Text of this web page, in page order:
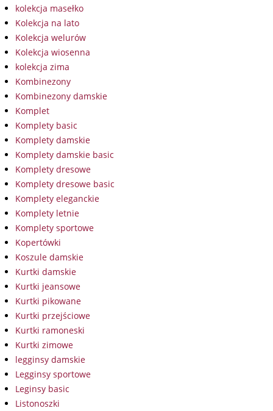
kolekcja masełko
Kolekcja na lato
Kolekcja welurów
Kolekcja wiosenna
kolekcja zima
Kombinezony
Kombinezony damskie
Komplet
Komplety basic
Komplety damskie
Komplety damskie basic
Komplety dresowe
Komplety dresowe basic
Komplety eleganckie
Komplety letnie
Komplety sportowe
Kopertówki
Koszule damskie
Kurtki damskie
Kurtki jeansowe
Kurtki pikowane
Kurtki przejściowe
Kurtki ramoneski
Kurtki zimowe
legginsy damskie
Legginsy sportowe
Leginsy basic
Listonoszki